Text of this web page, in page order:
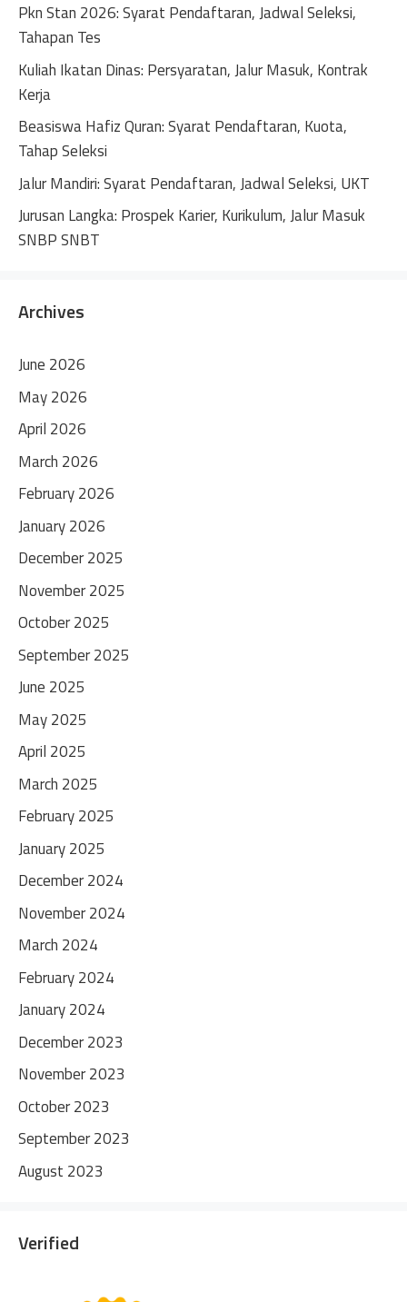
Pkn Stan 2026: Syarat Pendaftaran, Jadwal Seleksi,
Tahapan Tes
Kuliah Ikatan Dinas: Persyaratan, Jalur Masuk, Kontrak
Kerja
Beasiswa Hafiz Quran: Syarat Pendaftaran, Kuota,
Tahap Seleksi
Jalur Mandiri: Syarat Pendaftaran, Jadwal Seleksi, UKT
Jurusan Langka: Prospek Karier, Kurikulum, Jalur Masuk
SNBP SNBT
Archives
June 2026
May 2026
April 2026
March 2026
February 2026
January 2026
December 2025
November 2025
October 2025
September 2025
June 2025
May 2025
April 2025
March 2025
February 2025
January 2025
December 2024
November 2024
March 2024
February 2024
January 2024
December 2023
November 2023
October 2023
September 2023
August 2023
Verified